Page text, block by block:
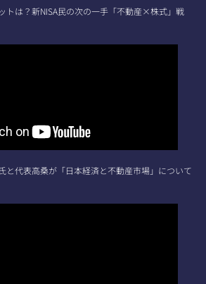
トは？新NISA民の次の一手「不動産×株式」戦
と代表高桑が「日本経済と不動産市場」について